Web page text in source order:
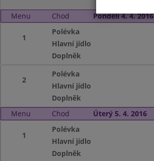
Menu Chod Pondělí 4. 4. 2016
1
Polévka
Hlavní jídlo
Doplněk
2
Polévka
Hlavní jídlo
Doplněk
Menu
Chod Úterý 5. 4. 2016
1
Polévka
Hlavní jídlo
Doplněk